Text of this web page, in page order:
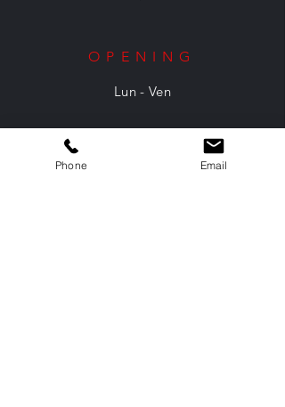
OPENING
Lun - Ven
Phone Email